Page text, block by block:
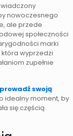
nowoczesnego
ale przede
społeczności
marki
wyprzedzi
zupełnie
swoją
idealny moment, by
się częścią